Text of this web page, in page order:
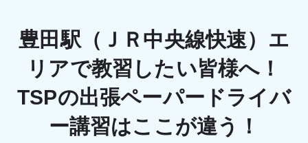
豊田駅（ＪＲ中央線快速）エ
リアで教習したい皆様へ！
TSPの出張ペーパードライバ
ー講習はここが違う！